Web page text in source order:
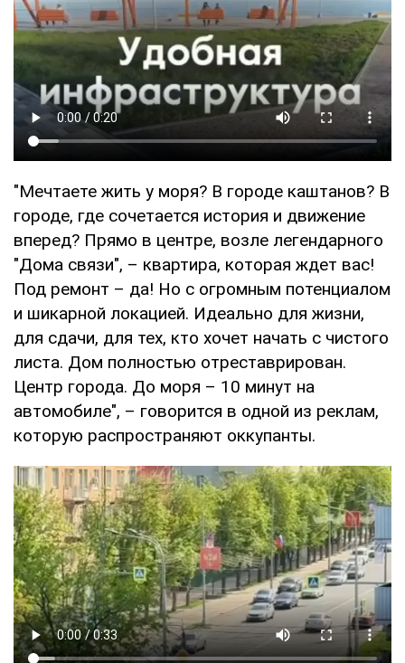
"Мечтаете жить у моря? В городе каштанов? В
городе, где сочетается история и движение
вперед? Прямо в центре, возле легендарного
"Дома связи", – квартира, которая ждет вас!
Под ремонт – да! Но с огромным потенциалом
и шикарной локацией. Идеально для жизни,
для сдачи, для тех, кто хочет начать с чистого
листа. Дом полностью отреставрирован.
Центр города. До моря – 10 минут на
автомобиле", – говорится в одной из реклам,
которую распространяют оккупанты.